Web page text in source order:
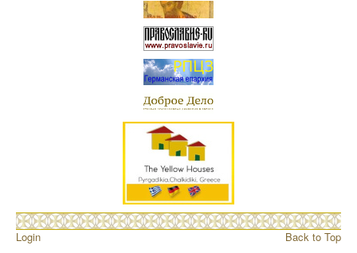
Login Back to Top